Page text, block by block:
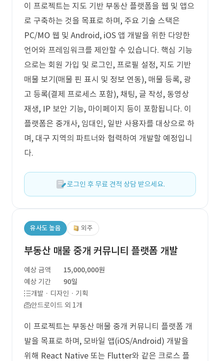
이 프로젝트는 지도 기반 부동산 플랫폼을 웹 및 앱으
로 구축하는 것을 목표로 하며, 주요 기술 스택은
PC/MO 웹 및 Android, iOS 앱 개발을 위한 다양한
언어와 프레임워크를 제안할 수 있습니다. 핵심 기능
으로는 회원 가입 및 로그인, 프로필 설정, 지도 기반
매물 보기(매물 핀 표시 및 정보 연동), 매물 등록, 광
고 등록(결제 프로세스 포함), 채팅, 글 작성, 동영상
재생, IP 보안 기능, 마이페이지 등이 포함됩니다. 이
플랫폼은 중개사, 임대인, 일반 사용자를 대상으로 하
며, 대구 지역의 파트너와 협력하여 개발할 예정입니
다.
로그인 후 무료 견적 상담 받으세요.
유사도 높음 외주
부동산 매물 중개 커뮤니티 플랫폼 개발
예상 금액
15,000,000원
예상 기간
90일
개발 · 디자인 · 기획
안드로이드 외 1개
이 프로젝트는 부동산 매물 중개 커뮤니티 플랫폼 개
발을 목표로 하며, 모바일 앱(iOS/Android) 개발을
위해 React Native 또는 Flutter와 같은 크로스 플